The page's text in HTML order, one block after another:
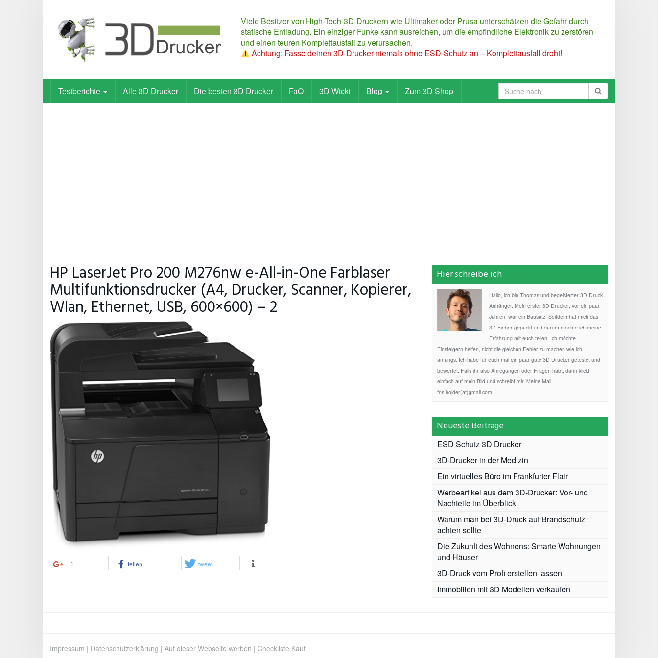
Viele Besitzer von High-Tech-3D-Druckern wie Ultimaker oder Prusa unterschätzen die Gefahr durch
statische Entladung. Ein einziger Funke kann ausreichen, um die empfindliche Elektronik zu zerstören
und einen teuren Komplettausfall zu verursachen.
Achtung: Fasse deinen 3D-Drucker niemals ohne ESD-Schutz an – Komplettausfall droht!
Testberichte Alle 3D Drucker Die besten 3D Drucker FaQ 3D Wicki Blog Zum 3D Shop
HP LaserJet Pro 200 M276nw e-All-in-One Farblaser
Multifunktionsdrucker (A4, Drucker, Scanner, Kopierer,
Wlan, Ethernet, USB, 600×600) – 2
+1 teilen tweet
Hier schreibe ich
Hallo, ich bin Thomas und begeisterter 3D-Druck
Anhänger. Mein erster 3D Drucker, vor ein paar
Jahren, war ein Bausatz. Seitdem hat mich das
3D Fieber gepackt und darum möchte ich meine
Erfahrung mit euch teilen. Ich möchte
Einsteigern helfen, nicht die gleichen Fehler zu machen wie ich
anfangs. Ich habe für euch mal ein paar gute 3D Drucker getestet und
bewertet. Falls ihr also Anregungen oder Fragen habt, dann klickt
einfach auf mein Bild und schreibt mir. Meine Mail:
fns.holder(at)gmail.com
Neueste Beiträge
ESD Schutz 3D Drucker
3D-Drucker in der Medizin
Ein virtuelles Büro im Frankfurter Flair
Werbeartikel aus dem 3D-Drucker: Vor- und
Nachteile im Überblick
Warum man bei 3D-Druck auf Brandschutz
achten sollte
Die Zukunft des Wohnens: Smarte Wohnungen
und Häuser
3D-Druck vom Profi erstellen lassen
Immobilien mit 3D Modellen verkaufen
Impressum | Datenschutzerklärung | Auf dieser Webseite werben | Checkliste Kauf